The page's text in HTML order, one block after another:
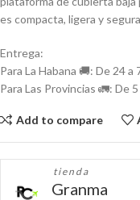
es compacta, ligera y
Entrega:
Para La Habana 🚚: De 24 a
Para Las Provincias 🚛: De
Add to compare
tienda
Granma